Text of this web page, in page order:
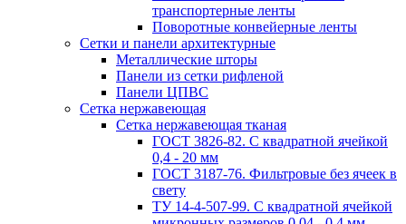
транспортерные ленты
Поворотные конвейерные ленты
Cетки и панели архитектурные
Металлические шторы
Панели из сетки рифленой
Панели ЦПВС
Сетка нержавеющая
Сетка нержавеющая тканая
ГОСТ 3826-82. C квадратной ячейкой
0,4 - 20 мм
ГОСТ 3187-76. Фильтровые без ячеек в
свету
ТУ 14-4-507-99. C квадратной ячейкой